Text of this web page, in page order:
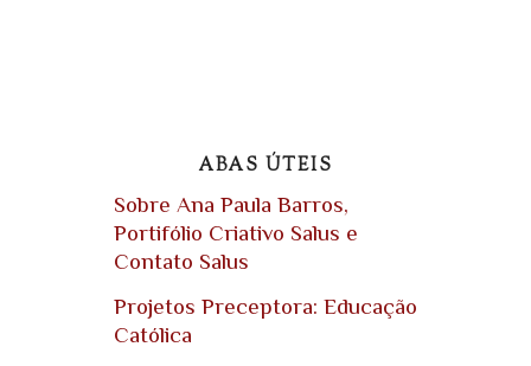
ABAS ÚTEIS
Sobre Ana Paula Barros,
Portifólio Criativo Salus e
Contato Salus
Projetos Preceptora: Educação
Católica